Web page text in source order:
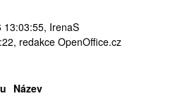
13:03:55, IrenaS
redakce OpenOffice.cz
Název